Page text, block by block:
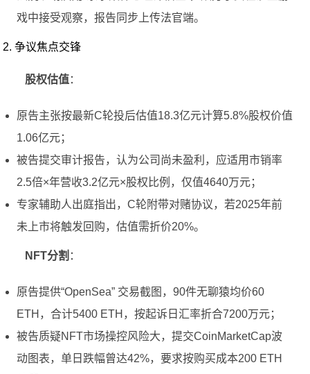
戏中接受观察，报告同步上传法官端。
2. 争议焦点交锋
股权估值：
原告主张按最新C轮投后估值18.3亿元计算5.8%股权价值
1.06亿元；
被告提交审计报告，认为公司尚未盈利，应适用市销率
2.5倍×年营收3.2亿元×股权比例，仅值4640万元；
专家辅助人出庭指出，C轮附带对赌协议，若2025年前
未上市将触发回购，估值需折价20%。
NFT分割 ：
原告提供“OpenSea” 交易截图，90件无聊猿均价60
ETH，合计5400 ETH，按起诉日汇率折合7200万元；
被告质疑NFT市场操控风险大，提交CoinMarketCap波
动图表，单日跌幅曾达42%，要求按购买成本200 ETH